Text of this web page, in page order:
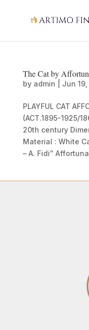
The Cat by
by admin Jun
PLAYFUL CAT
(ACT.1895-1925/
20th century
Material : White
– A. Fidi”